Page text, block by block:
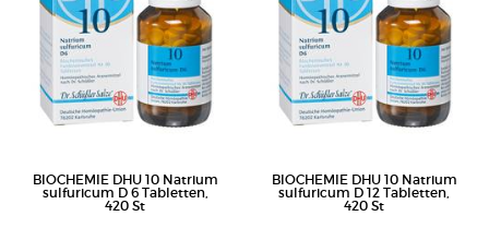
BIOCHEMIE DHU 10 Natrium
sulfuricum D 6 Tabletten,
420 St
BIOCHEMIE DHU 10 Natrium
sulfuricum D 12 Tabletten,
420 St